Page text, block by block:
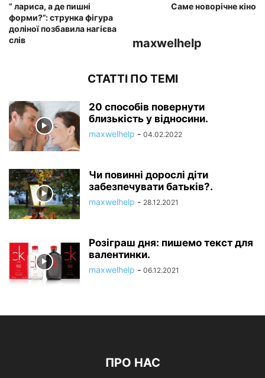
” лариса, а де пишні
форми?”: струнка фігура
доліної позбавила нагієва
слів
Саме новорічне кіно
maxwelhelp
СТАТТІ ПО ТЕМІ
20 способів повернути
близькість у відносини.
maxwelhelp - 04.02.2022
Чи повинні дорослі діти
забезпечувати батьків?.
maxwelhelp - 28.12.2021
Розіграш дня: пишемо текст для
валентинки.
maxwelhelp - 06.12.2021
ПРО НАС